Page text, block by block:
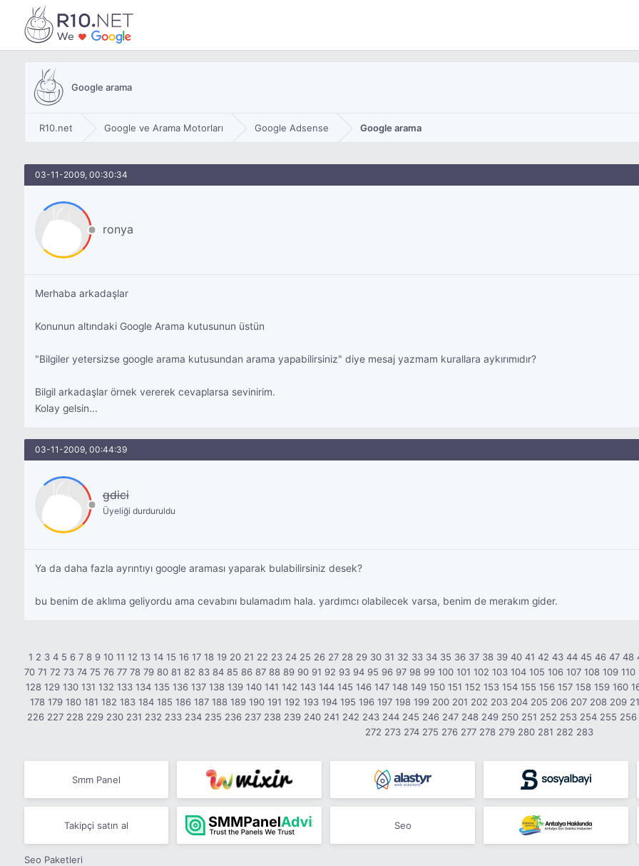
Google arama
R10.net Google ve Arama Motorları Google Adsense Google arama
03-11-2009, 00:30:34
ronya
Merhaba arkadaşlar
Konunun altındaki Google Arama kutusunun üstün
"Bilgiler yetersizse google arama kutusundan arama yapabilirsiniz" diye mesaj yazmam kurallara aykırımıdır?
Bilgil arkadaşlar örnek vererek cevaplarsa sevinirim.
Kolay gelsin...
03-11-2009, 00:44:39
gdici
Üyeliği durduruldu
Ya da daha fazla ayrıntıyı google araması yaparak bulabilirsiniz desek?
bu benim de aklıma geliyordu ama cevabını bulamadım hala. yardımcı olabilecek varsa, benim de merakım gider.
1 2 3 4 5 6 7 8 9 10 11 12 13 14 15 16 17 18 19 20 21 22 23 24 25 26 27 28 29 30 31 32 33 34 35 36 37 38 39 40 41 42 43 44 45 46 47 48
70 71 72 73 74 75 76 77 78 79 80 81 82 83 84 85 86 87 88 89 90 91 92 93 94 95 96 97 98 99 100 101 102 103 104 105 106 107 108 109 110
128 129 130 131 132 133 134 135 136 137 138 139 140 141 142 143 144 145 146 147 148 149 150 151 152 153 154 155 156 157 158 159 160
178 179 180 181 182 183 184 185 186 187 188 189 190 191 192 193 194 195 196 197 198 199 200 201 202 203 204 205 206 207 208 209
226 227 228 229 230 231 232 233 234 235 236 237 238 239 240 241 242 243 244 245 246 247 248 249 250 251 252 253 254 255 256
272 273 274 275 276 277 278 279 280 281 282 283
Smm Panel
Takipçi satın al Seo
Seo Paketleri